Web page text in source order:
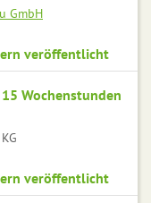
GmbH
veröffentlicht
Wochenstunden
veröffentlicht